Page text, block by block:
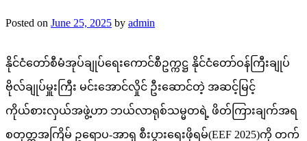
Posted on June 25, 2025 by admin
နိုင်ငံတော်စီမံအုပ်ချုပ်ရေးကောင်စီဥက္ကဋ္ဌ နိုင်ငံတော်ဝန်ကြီးချုပ်
ဗိုလ်ချုပ်မှူးကြီး မင်းအောင်လှိုင် ဦးဆောင်တဲ့ အဆင့်မြင့်
ကိုယ်စားလှယ်အဖွဲ့ဟာ ဘယ်လာရုစ်သမ္မတရဲ့ ဖိတ်ကြားချက်အရ
စတုတ္ထအကြိမ် ဥရောပ-အာရှ စီးပွားရေးဖိုရမ်(EEF 2025)ကို တက်